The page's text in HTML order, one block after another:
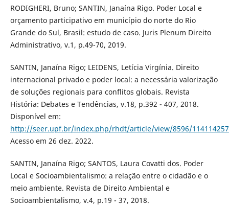
RODIGHERI, Bruno; SANTIN, Janaína Rigo. Poder Local e
orçamento participativo em município do norte do Rio
Grande do Sul, Brasil: estudo de caso. Juris Plenum Direito
Administrativo, v.1, p.49-70, 2019.
SANTIN, Janaína Rigo; LEIDENS, Letícia Virgínia. Direito
internacional privado e poder local: a necessária valorização
de soluções regionais para conflitos globais. Revista
História: Debates e Tendências, v.18, p.392 - 407, 2018.
Disponível em:
http://seer.upf.br/index.php/rhdt/article/view/8596/114114257
Acesso em 26 dez. 2022.
SANTIN, Janaína Rigo; SANTOS, Laura Covatti dos. Poder
Local e Socioambientalismo: a relação entre o cidadão e o
meio ambiente. Revista de Direito Ambiental e
Socioambientalismo, v.4, p.19 - 37, 2018.